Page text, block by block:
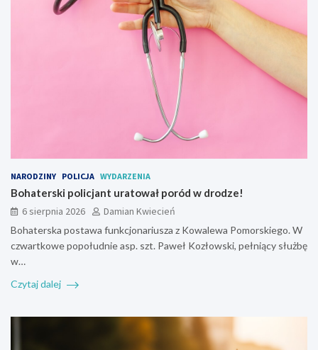
NARODZINY POLICJA WYDARZENIA
Bohaterski policjant uratował poród w drodze!
6 sierpnia 2026
Damian Kwiecień
Bohaterska postawa funkcjonariusza z Kowalewa Pomorskiego. W
czwartkowe popołudnie asp. szt. Paweł Kozłowski, pełniący służbę
w…
Czytaj dalej